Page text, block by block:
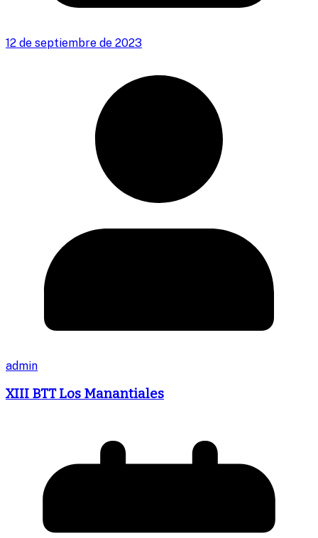
12 de septiembre de 2023
admin
XIII BTT Los Manantiales